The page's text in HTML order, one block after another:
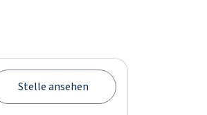
Stelle ansehen